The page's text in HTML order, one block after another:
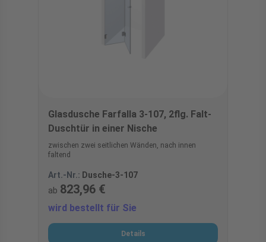
Glasdusche Farfalla 3-107, 2flg. Falt-
Duschtür in einer Nische
zwischen zwei seitlichen Wänden, nach innen
faltend
Art.-Nr.: Dusche-3-107
ab 823,96 €
wird bestellt für Sie
Details